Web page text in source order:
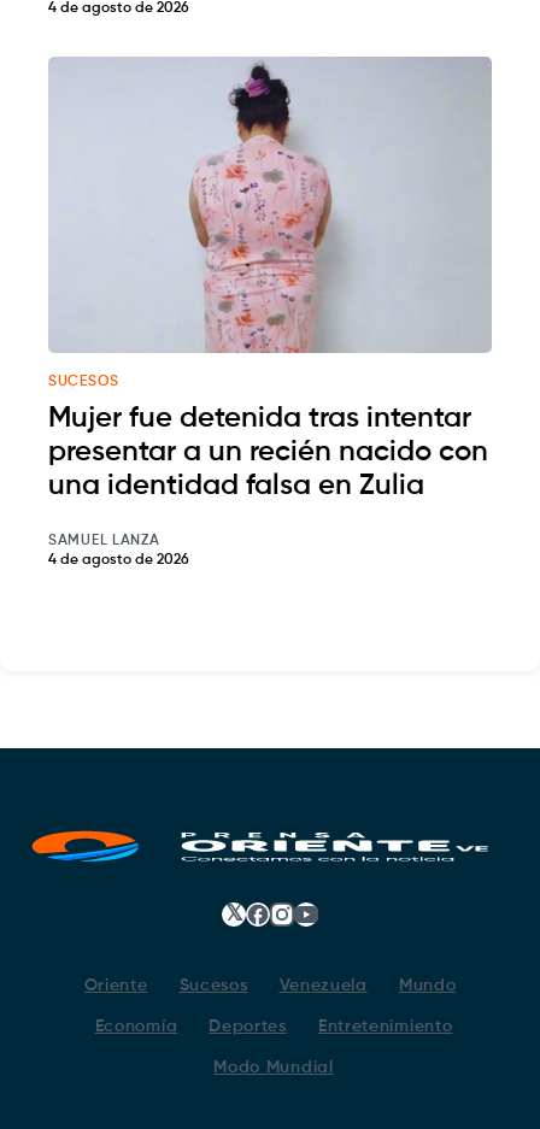
4 de agosto de 2026
SUCESOS
Mujer fue detenida tras intentar
presentar a un recién nacido con
una identidad falsa en Zulia
SAMUEL LANZA
4 de agosto de 2026
𝕏 Facebook
Instagram
YouTube
Oriente Sucesos Venezuela Mundo
Economía Deportes Entretenimiento
Modo Mundial